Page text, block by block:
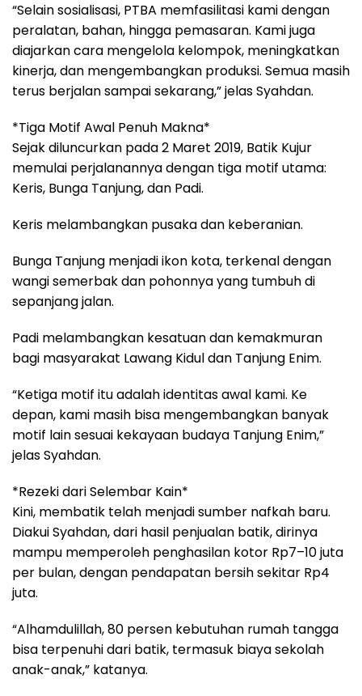
“Selain sosialisasi, PTBA memfasilitasi kami dengan
peralatan, bahan, hingga pemasaran. Kami juga
diajarkan cara mengelola kelompok, meningkatkan
kinerja, dan mengembangkan produksi. Semua masih
terus berjalan sampai sekarang,” jelas Syahdan.
*Tiga Motif Awal Penuh Makna*
Sejak diluncurkan pada 2 Maret 2019, Batik Kujur
memulai perjalanannya dengan tiga motif utama:
Keris, Bunga Tanjung, dan Padi.
Keris melambangkan pusaka dan keberanian.
Bunga Tanjung menjadi ikon kota, terkenal dengan
wangi semerbak dan pohonnya yang tumbuh di
sepanjang jalan.
Padi melambangkan kesatuan dan kemakmuran
bagi masyarakat Lawang Kidul dan Tanjung Enim.
“Ketiga motif itu adalah identitas awal kami. Ke
depan, kami masih bisa mengembangkan banyak
motif lain sesuai kekayaan budaya Tanjung Enim,”
jelas Syahdan.
*Rezeki dari Selembar Kain*
Kini, membatik telah menjadi sumber nafkah baru.
Diakui Syahdan, dari hasil penjualan batik, dirinya
mampu memperoleh penghasilan kotor Rp7–10 juta
per bulan, dengan pendapatan bersih sekitar Rp4
juta.
“Alhamdulillah, 80 persen kebutuhan rumah tangga
bisa terpenuhi dari batik, termasuk biaya sekolah
anak-anak,” katanya.